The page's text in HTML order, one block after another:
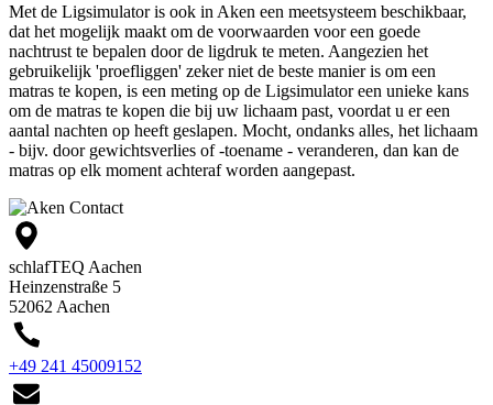
Met de Ligsimulator is ook in Aken een meetsysteem beschikbaar,
dat het mogelijk maakt om de voorwaarden voor een goede
nachtrust te bepalen door de ligdruk te meten. Aangezien het
gebruikelijk 'proefliggen' zeker niet de beste manier is om een
matras te kopen, is een meting op de Ligsimulator een unieke kans
om de matras te kopen die bij uw lichaam past, voordat u er een
aantal nachten op heeft geslapen. Mocht, ondanks alles, het lichaam
- bijv. door gewichtsverlies of -toename - veranderen, dan kan de
matras op elk moment achteraf worden aangepast.
Contact
schlafTEQ Aachen
Heinzenstraße 5
52062 Aachen
+49 241 45009152